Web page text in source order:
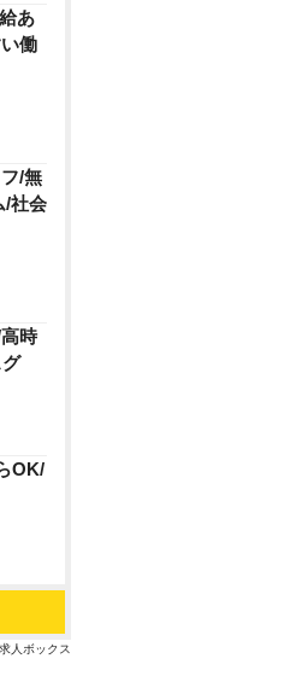
あ
働
/無
/社会
時
OK/
人ボックス